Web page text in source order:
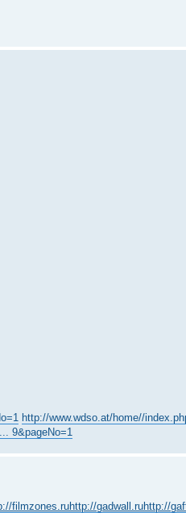
http://www.wdso.at/home//
9&pageNo=1
filmzones.ruhttp://gadwall.ruhttp://